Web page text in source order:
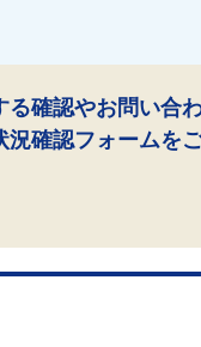
確認やお問い合わ
況確認フォームを